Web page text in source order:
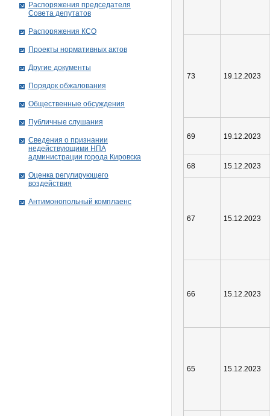
73 19.12.2023
69 19.12.2023
68 15.12.2023
67 15.12.2023
66 15.12.2023
65 15.12.2023
Распоряжения председателя
Совета депутатов
Распоряжения КСО
Проекты нормативных актов
Другие документы
Порядок обжалования
Общественные обсуждения
Публичные слушания
Сведения о признании
недействующими НПА
администрации города Кировскa
Оценка регулирующего
воздействия
Антимонопольный комплаенс